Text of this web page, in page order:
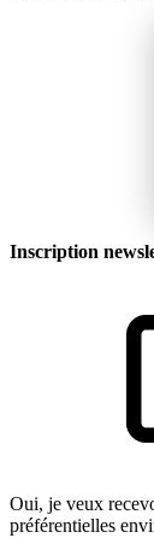
Inscription
Oui, je veux
préférentielles